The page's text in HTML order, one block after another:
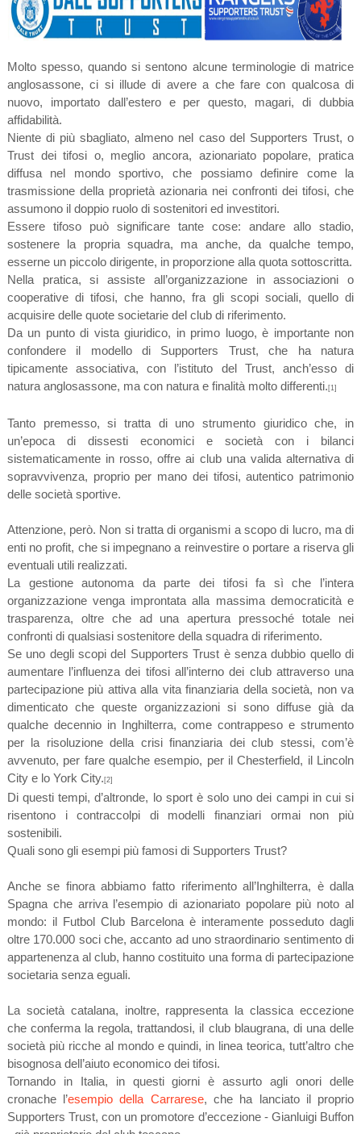
Molto spesso, quando si sentono alcune terminologie di matrice
anglosassone, ci si illude di avere a che fare con qualcosa di
nuovo, importato dall’estero e per questo, magari, di dubbia
affidabilità.
Niente di più sbagliato, almeno nel caso del Supporters Trust, o
Trust dei tifosi o, meglio ancora, azionariato popolare, pratica
diffusa nel mondo sportivo, che possiamo definire come la
trasmissione della proprietà azionaria nei confronti dei tifosi, che
assumono il doppio ruolo di sostenitori ed investitori.
Essere tifoso può significare tante cose: andare allo stadio,
sostenere la propria squadra, ma anche, da qualche tempo,
esserne un piccolo dirigente, in proporzione alla quota sottoscritta.
Nella pratica, si assiste all’organizzazione in associazioni o
cooperative di tifosi, che hanno, fra gli scopi sociali, quello di
acquisire delle quote societarie del club di riferimento.
Da un punto di vista giuridico, in primo luogo, è importante non
confondere il modello di Supporters Trust, che ha natura
tipicamente associativa, con l’istituto del Trust, anch’esso di
natura anglosassone, ma con natura e finalità molto differenti. [1]
Tanto premesso, si tratta di uno strumento giuridico che, in
un’epoca di dissesti economici e società con i bilanci
sistematicamente in rosso, offre ai club una valida alternativa di
sopravvivenza, proprio per mano dei tifosi, autentico patrimonio
delle società sportive.
Attenzione, però. Non si tratta di organismi a scopo di lucro, ma di
enti no profit, che si impegnano a reinvestire o portare a riserva gli
eventuali utili realizzati.
La gestione autonoma da parte dei tifosi fa sì che l’intera
organizzazione venga improntata alla massima democraticità e
trasparenza, oltre che ad una apertura pressoché totale nei
confronti di qualsiasi sostenitore della squadra di riferimento.
Se uno degli scopi del Supporters Trust è senza dubbio quello di
aumentare l’influenza dei tifosi all’interno dei club attraverso una
partecipazione più attiva alla vita finanziaria della società, non va
dimenticato che queste organizzazioni si sono diffuse già da
qualche decennio in Inghilterra, come contrappeso e strumento
per la risoluzione della crisi finanziaria dei club stessi, com’è
avvenuto, per fare qualche esempio, per il Chesterfield, il Lincoln
City e lo York City. [2]
Di questi tempi, d’altronde, lo sport è solo uno dei campi in cui si
risentono i contraccolpi di modelli finanziari ormai non più
sostenibili.
Quali sono gli esempi più famosi di Supporters Trust?
Anche se finora abbiamo fatto riferimento all’Inghilterra, è dalla
Spagna che arriva l’esempio di azionariato popolare più noto al
mondo: il Futbol Club Barcelona è interamente posseduto dagli
oltre 170.000 soci che, accanto ad uno straordinario sentimento di
appartenenza al club, hanno costituito una forma di partecipazione
societaria senza eguali.
La società catalana, inoltre, rappresenta la classica eccezione
che conferma la regola, trattandosi, il club blaugrana, di una delle
società più ricche al mondo e quindi, in linea teorica, tutt’altro che
bisognosa dell’aiuto economico dei tifosi.
Tornando in Italia, in questi giorni è assurto agli onori delle
cronache l’esempio della Carrarese, che ha lanciato il proprio
Supporters Trust, con un promotore d’eccezione - Gianluigi Buffon